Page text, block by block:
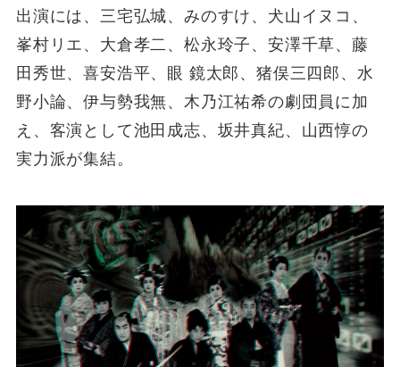
出演には、三宅弘城、みのすけ、犬山イヌコ、
峯村リエ、大倉孝二、松永玲子、安澤千草、藤
田秀世、喜安浩平、眼 鏡太郎、猪俣三四郎、水
野小論、伊与勢我無、木乃江祐希の劇団員に加
え、客演として池田成志、坂井真紀、山西惇の
実力派が集結。